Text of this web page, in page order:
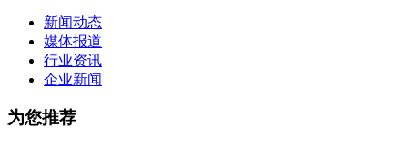
新闻动态
媒体报道
行业资讯
企业新闻
为您推荐